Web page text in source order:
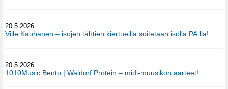
20.5.2026
Ville Kauhanen – isojen tähtien kiertueilla soitetaan isolla PA:lla!
20.5.2026
1010Music Bento | Waldorf Protein – midi-muusikon aarteet!